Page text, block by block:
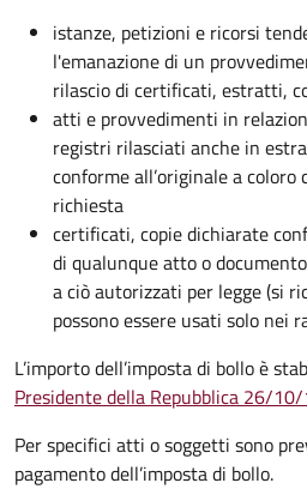
istanze, petizioni e ricorsi
l'emanazione di un
rilascio di certificati, estratti,
atti e provvedimenti in
registri rilasciati anche in
conforme all’originale a
richiesta
certificati, copie dichiarate
di qualunque atto o
a ciò autorizzati per legge (si
possono essere usati solo nei
L’importo dell’imposta di bollo è
Presidente della Repubblica 26/
Per specifici atti o soggetti sono
pagamento dell’imposta di bollo.